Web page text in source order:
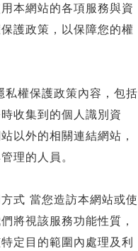
本網站的各項服務與資
護政策，以保障您的權
權保護政策內容，包括
收集到的個人識別資
以外的相關連結網站，
理的人員。
式 當您造訪本網站或使
將視該服務功能性質，
定目的範圍內處理及利